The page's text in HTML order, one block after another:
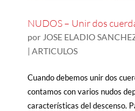
NUDOS – Unir dos
por JOSE ELADIO
| ARTICULOS
Cuando debemos unir dos
contamos con varios nudos
características del descenso.